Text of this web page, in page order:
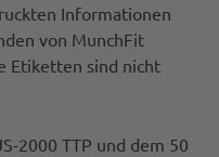
Informationen
von MunchFit
Etiketten sind nicht
2000 TTP und dem 50